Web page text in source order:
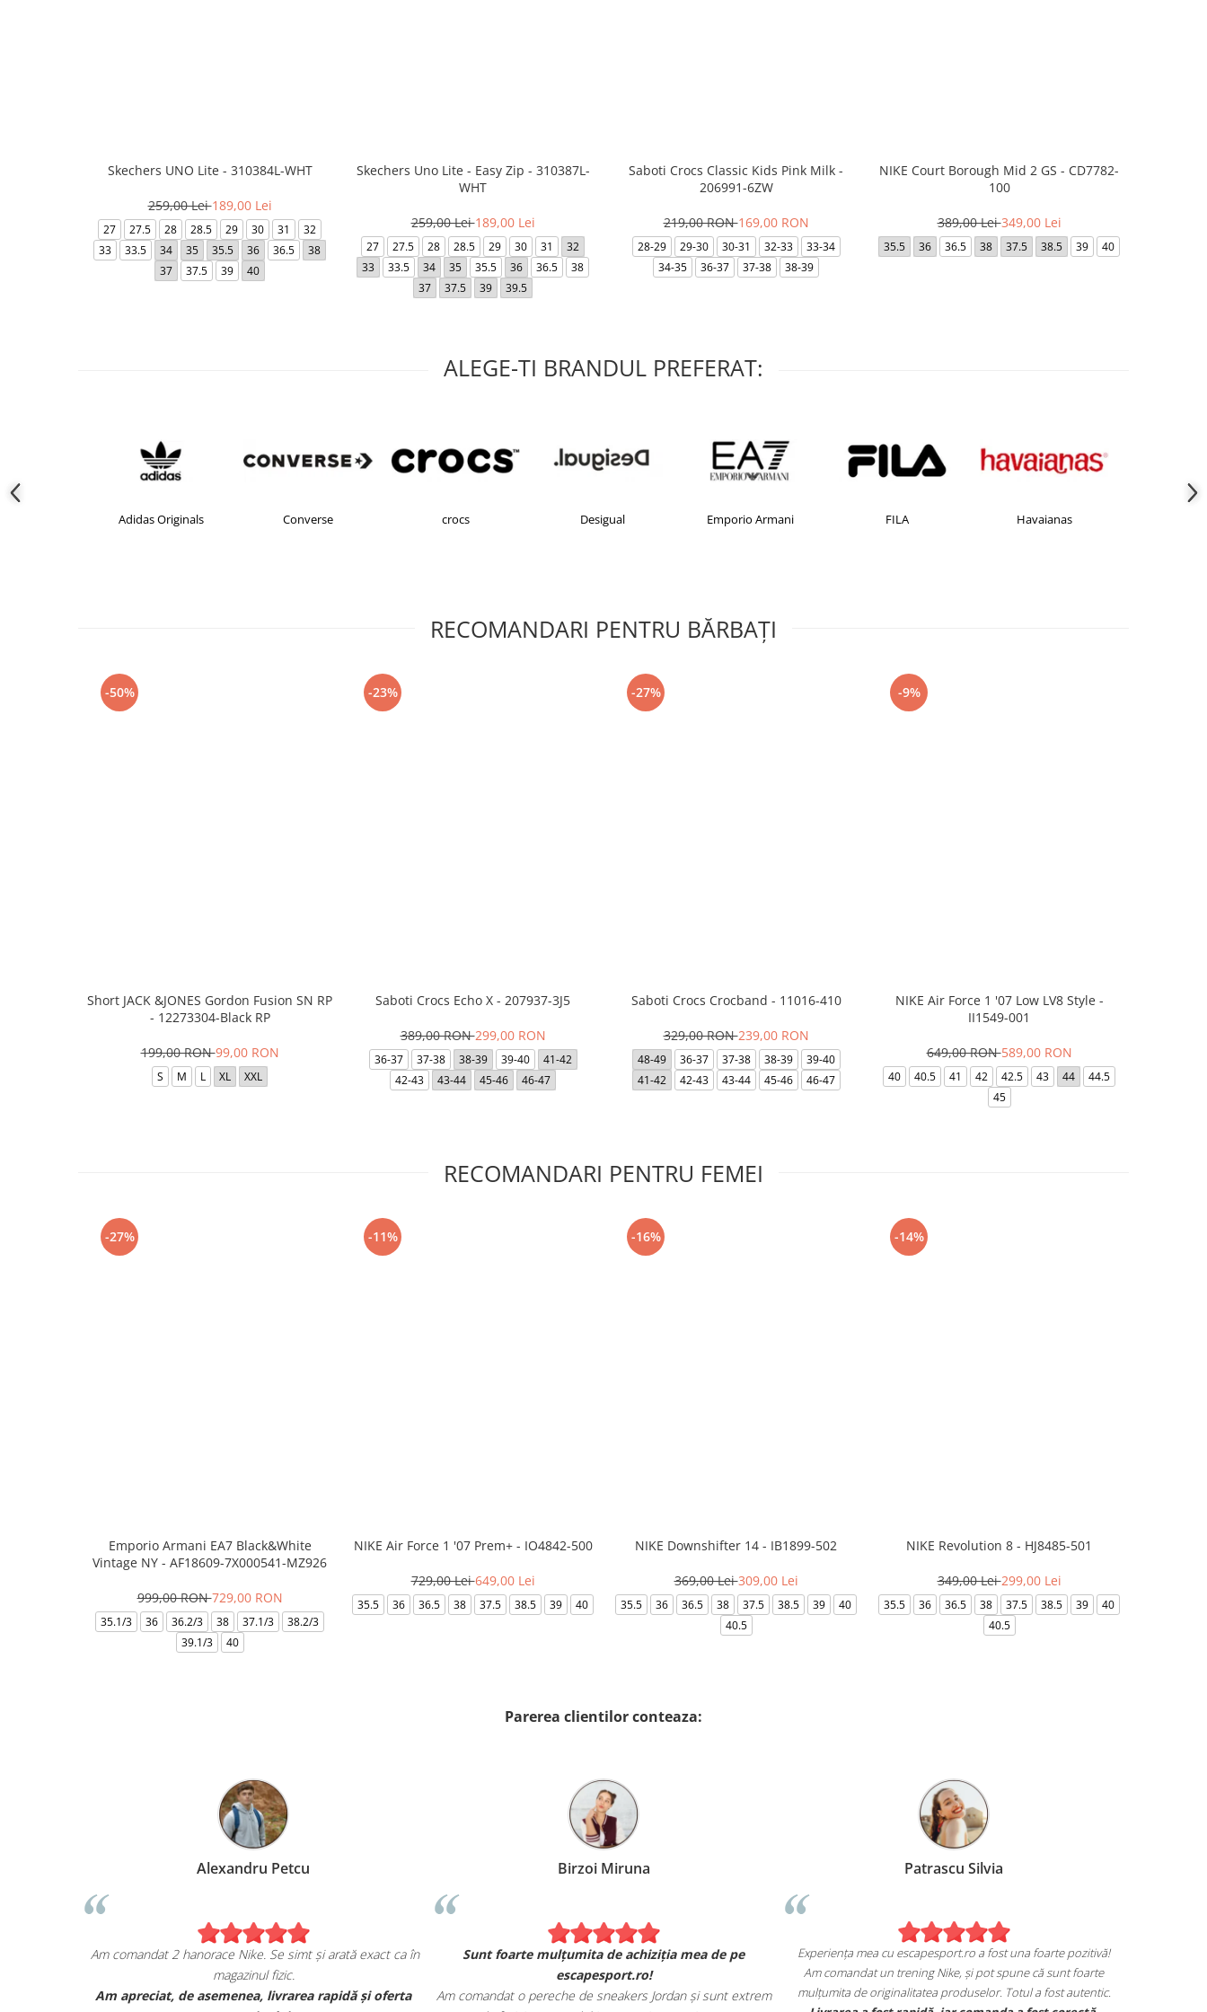
Skechers UNO Lite - 310384L-WHT
259,00 Lei189,00 Lei
27 27.5 28 28.5 29 30 31
32
33
33.5 34 35 35.5 36 36.5
38
37
37.5 39 40
Skechers Uno Lite - Easy Zip - 310387L-
WHT
259,00 Lei189,00 Lei
27 27.5 28 28.5 29 30 31
32
33
33.5 34 35 35.5 36 36.5
38
37
37.5 39 39.5
Saboti Crocs Classic Kids Pink Milk -
206991-6ZW
219,00 RON169,00 RON
28-29 29-30 30-31 32-33
33-34
34-35
36-37 37-38 38-39
NIKE Court Borough Mid 2 GS - CD7782-
100
389,00 Lei349,00 Lei
35.5 36 36.5 38 37.5 38.5 39 40
ALEGE-TI BRANDUL PREFERAT:
Adidas Originals Converse crocs Desigual Emporio Armani FILA Havaianas
RECOMANDARI PENTRU BĂRBAŢI
-50%
Short JACK &JONES Gordon Fusion SN RP
- 12273304-Black RP
199,00 RON99,00 RON
S M L XL XXL
-23%
Saboti Crocs Echo X - 207937-3J5
389,00 RON299,00 RON
36-37 37-38 38-39 39-40
41-42
42-43
43-44 45-46 46-47
-27%
Saboti Crocs Crocband - 11016-410
329,00 RON239,00 RON
48-49 36-37 37-38 38-39
39-40
41-42
42-43 43-44 45-46 46-47
-9%
NIKE Air Force 1 '07 Low LV8 Style -
II1549-001
649,00 RON589,00 RON
40 40.5 41 42 42.5 43 44
44.5
45
RECOMANDARI PENTRU FEMEI
-27%
Emporio Armani EA7 Black&White
Vintage NY - AF18609-7X000541-MZ926
999,00 RON729,00 RON
35.1/3 36 36.2/3 38 37.1/3
38.2/3
39.1/3
40
-11%
NIKE Air Force 1 '07 Prem+ - IO4842-500
729,00 Lei649,00 Lei
35.5 36 36.5 38 37.5 38.5 39 40
-16%
NIKE Downshifter 14 - IB1899-502
369,00 Lei309,00 Lei
35.5 36 36.5 38 37.5 38.5 39
40
40.5
-14%
NIKE Revolution 8 - HJ8485-501
349,00 Lei299,00 Lei
35.5 36 36.5 38 37.5 38.5 39
40
40.5
Parerea clientilor conteaza:
Alexandru Petcu
Am comandat 2 hanorace Nike. Se simt și arată exact ca în
magazinul fizic.
Am apreciat, de asemenea, livrarea rapidă și oferta
Birzoi Miruna
Sunt foarte mulțumita de achiziția mea de pe
escapesport.ro!
Am comandat o pereche de sneakers Jordan și sunt extrem
Patrascu Silvia
Experiența mea cu escapesport.ro a fost una foarte pozitivă!
Am comandat un trening Nike, și pot spune că sunt foarte
mulțumita de originalitatea produselor. Totul a fost autentic.